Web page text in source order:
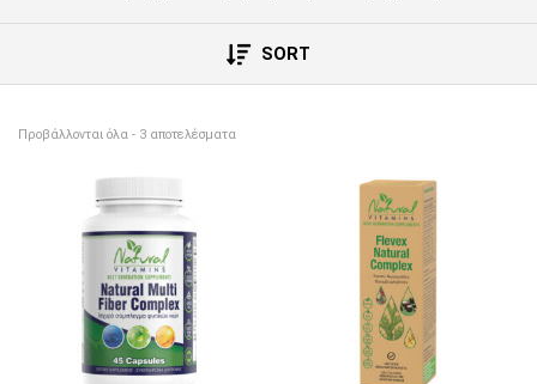
SORT
Προβάλλονται όλα - 3 αποτελέσματα
Αυτό το προϊόν έχει πολλαπλές